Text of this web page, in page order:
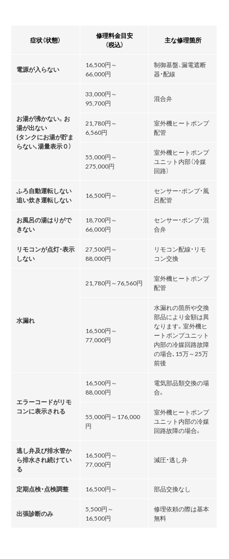
症状（状態）
修理料金目安
（税込）
主な修理箇所
電源が入らない
16,500円～
66,000円
制御基盤、漏電遮断
器・配線
お湯が沸かない。お
湯が出ない
(タンクにお湯が貯ま
らない､湯量表示０）
33,000円～
95,700円
混合弁
21,780円～
6,560円
室外機ヒートポンプ
配管
55,000円～
275,000円
室外機ヒートポンプ
ユニット内部（冷媒
回路）
ふろ自動運転しない
追い炊き運転しない
16,500円～
センサー・ポンプ・風
呂配管
お風呂の湯はりがで
きない
18,700円～
66,000円
センサー・ポンプ・混
合弁
リモコンが点灯・表示
しない
27,500円～
88,000円
リモコン配線・リモ
コン交換
水漏れ
21,780円～76,560円
室外機ヒートポンプ
配管
16,500円～
77,000円
水漏れの箇所や交換
部品により金額は異
なります。室外機ヒ
ートポンプユニット
内部の冷媒回路故障
の場合､15万～25万
前後
エラーコードがリモ
コンに表示される
16,500円～
88,000円
電気部品類交換の場
合。
55,000円～176,000
円
室外機ヒートポンプ
ユニット内部の冷媒
回路故障の場合。
逃し弁及び排水管か
ら排水され続けてい
る
16,500円～
77,000円
減圧・逃し弁
定期点検・点検調整 16,500円～ 部品交換なし
出張診断のみ
5,500円～
16,500円
修理依頼の際は基本
無料